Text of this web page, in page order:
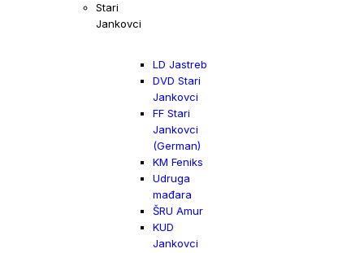
Stari
Jankovci
LD Jastreb
DVD Stari
Jankovci
FF Stari
Jankovci
(German)
KM Feniks
Udruga
mađara
ŠRU Amur
KUD
Jankovci